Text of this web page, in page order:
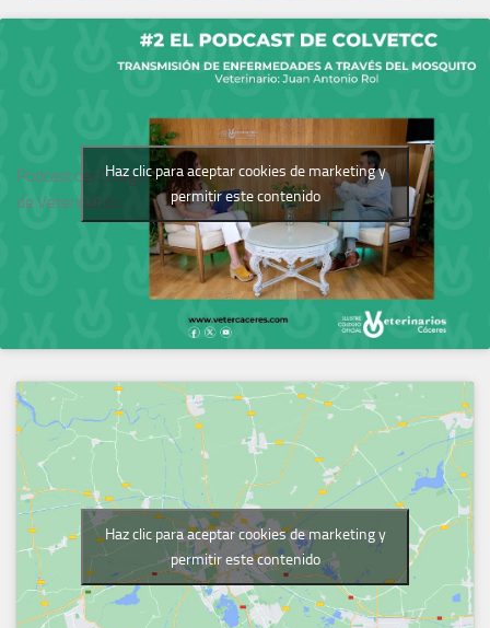
Podcast del Colegio
de Veterinarios
Haz clic para aceptar cookies de marketing y
permitir este contenido
Haz clic para aceptar cookies de marketing y
permitir este contenido